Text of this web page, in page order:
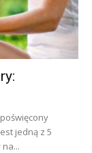
jedną z 5